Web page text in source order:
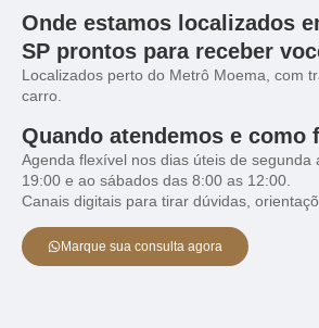
Onde estamos localizados
SP prontos para receber
Localizados perto do Metrô Moema, com
carro.
Quando atendemos e como
Agenda flexível nos dias úteis de segunda
19:00 e ao sábados das 8:00 as 12:00.
Canais digitais para tirar dúvidas,
Marque sua consulta agora